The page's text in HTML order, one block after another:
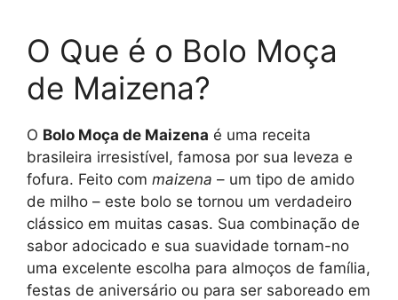
O Que é o Bolo Moça
de Maizena?
O Bolo Moça de Maizena é uma receita
brasileira irresistível, famosa por sua leveza e
fofura. Feito com maizena – um tipo de amido
de milho – este bolo se tornou um verdadeiro
clássico em muitas casas. Sua combinação de
sabor adocicado e sua suavidade tornam-no
uma excelente escolha para almoços de família,
festas de aniversário ou para ser saboreado em